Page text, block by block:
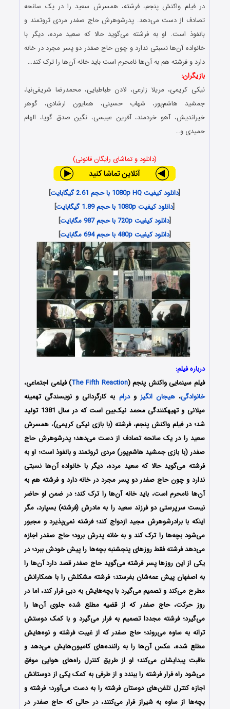
در فیلم واکنش پنجم، فرشته، همسرش سعید را در یک سانحه
تصادف از دست می‌دهد. پدرشوهرش حاج صفدر مردی ثروتمند و
بانفوذ است. او به فرشته می‌گوید حالا که سعید مرده، دیگر با
خانواده آن‌ها نسبتی ندارد و چون حاج صفدر دو پسر مجرد در خانه
دارد و فرشته هم به آن‌ها نامحرم است باید خانه آن‌ها را ترک کند…
بازیگران:
نیکی کریمی، مریلا زارعی، لادن طباطبایی، محمدرضا شریفی‌نیا،
جمشید هاشم‌پور، شهاب حسینی، همایون ارشادی، گوهر
خیراندیش، آهو خردمند، آفرین عبیسی، نگین صدق گویا، الهام
حمیدی و…
(دانلود و تماشای رایگان قانونی)
[دانلود کیفیت 1080p HQ با حجم 2.61 گیگابایت
]
[دانلود کیفیت 1080p با حجم 1.89 گیگابایت
]
[دانلود کیفیت 720p با حجم 987 مگابایت
]
[دانلود کیفیت 480p با حجم 694 مگابایت ]
درباره فیلم:
فیلم سینمایی واکنش پنجم (The Fifth Reaction) فیلمی اجتماعی،
خانوادگی،هیجان انگیز ودرام به کارگردانی و نویسندگی تهمینه
میلانی و تهیه‎کنندگی محمد نیک‌بین است که در سال 1381 تولید
شد؛ در فیلم واکنش پنجم، فرشته (با بازی نیکی کریمی)، همسرش
سعید را در یک سانحه تصادف از دست می‌دهد؛ پدرشوهرش حاج
صفدر (با بازی جمشید هاشم‌پور) مردی ثروتمند و بانفوذ است؛ او به
فرشته می‌گوید حالا که سعید مرده، دیگر با خانواده آن‌ها نسبتی
ندارد و چون حاج صفدر دو پسر مجرد در خانه دارد و فرشته هم به
آن‌ها نامحرم است، باید خانه آن‌ها را ترک کند؛ در ضمن او حاضر
نیست سرپرستی دو فرزند سعید را به مادرش (فرشته) بسپارد، مگر
اینکه با برادرشوهرش مجید ازدواج کند؛ فرشته نمی‌پذیرد و مجبور
می‌شود بچه‌ها را ترک کند و به خانه پدرش برود؛ حاج صفدر اجازه
می‌دهد فرشته فقط روزهای پنجشنبه بچه‌ها را پیش خودش ببرد؛ در
یکی از این روزها پسر فرشته می‌گوید حاج صفدر قصد دارد آن‌ها را
به اصفهان پیش عمه‌شان بفرستد؛ فرشته مشکلش را با همکارانش
مطرح می‌کند و تصمیم می‌گیرد با بچه‌هایش به دبی فرار کند، اما در
روز حرکت، حاج صفدر که از قضیه مطلع شده جلوی آن‌ها را
می‌گیرد؛ فرشته مجددا تصمیم به فرار می‌گیرد و با کمک دوستش
ترانه به ساوه می‌روند؛ حاج صفدر که از غیبت فرشته و نوه‌هایش
مطلع شده، عکس آن‌ها را به راننده‌های کامیون‌هایش می‌دهد و
عاقبت پیدایشان می‌کند؛ او از طریق کنترل راه‌های هوایی موفق
می‌شود راه فرار فرشته را ببندد و از طرفی به کمک یکی از دوستانش
اجازه کنترل تلفن‌های دوستان فرشته را به دست می‌آورد؛ فرشته و
بچه‌ها از ساوه به شیراز فرار می‌کنند، در حالی که حاج صفدر در